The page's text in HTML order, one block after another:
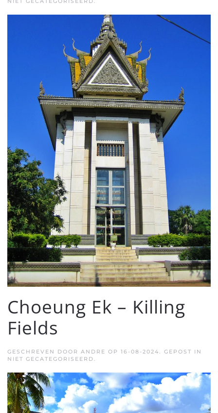
Choeung Ek – Killing
Fields
GESCHREVEN DOOR ANDRE OP 16-08-2024
. GEPOST IN
NIET GECATEGORISEERD.